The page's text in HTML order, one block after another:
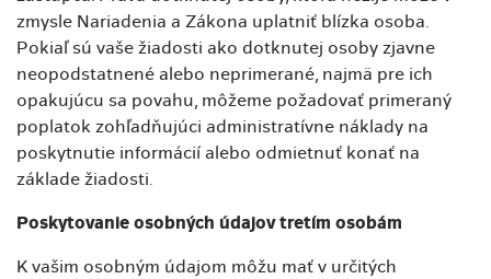
zmysle Nariadenia a Zákona uplatniť blízka osoba.
Pokiaľ sú vaše žiadosti ako dotknutej osoby zjavne
neopodstatnené alebo neprimerané, najmä pre ich
opakujúcu sa povahu, môžeme požadovať primeraný
poplatok zohľadňujúci administratívne náklady na
poskytnutie informácií alebo odmietnuť konať na
základe žiadosti.
Poskytovanie osobných údajov tretím osobám
K vašim osobným údajom môžu mať v určitých